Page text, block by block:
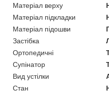
Матеріал верху
Матеріал підкладки
Матеріал підошви
Застібка
Ортопедичні
Супінатор
Вид устілки
Стан